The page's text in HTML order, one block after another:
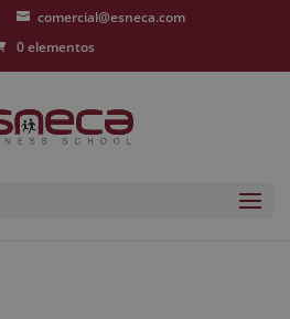
comercial@esneca.com
0 elementos